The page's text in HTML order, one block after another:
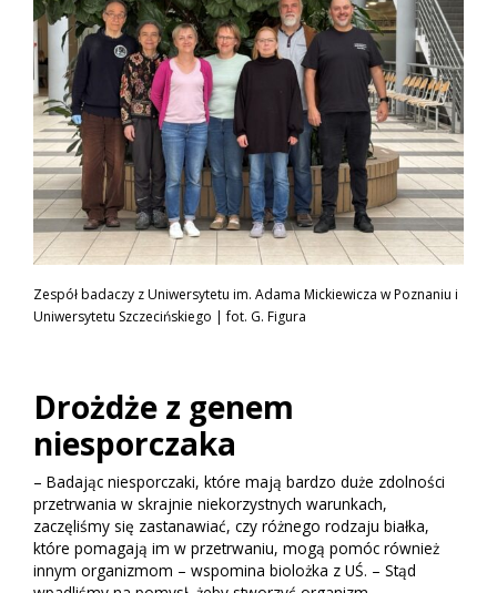
Zespół badaczy z Uniwersytetu im. Adama Mickiewicza w Poznaniu i
Uniwersytetu Szczecińskiego | fot. G. Figura
Drożdże z genem
niesporczaka
– Badając niesporczaki, które mają bardzo duże zdolności
przetrwania w skrajnie niekorzystnych warunkach,
zaczęliśmy się zastanawiać, czy różnego rodzaju białka,
które pomagają im w przetrwaniu, mogą pomóc również
innym organizmom – wspomina biolożka z UŚ. – Stąd